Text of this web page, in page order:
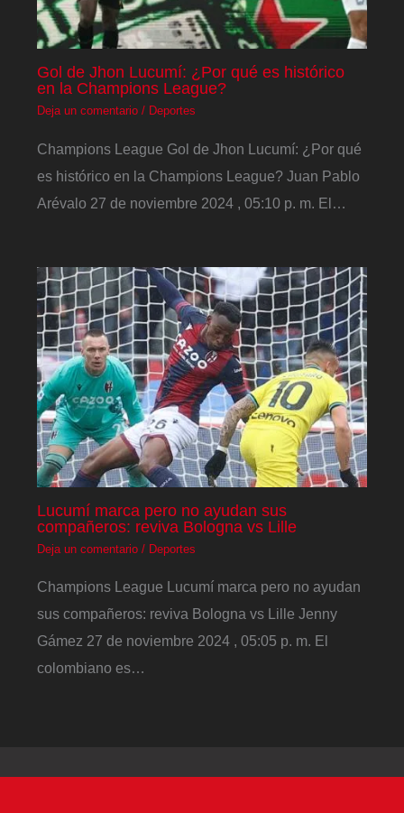
Gol de Jhon Lucumí: ¿Por qué es histórico
en la Champions League?
Deja un comentario / Deportes
Champions League Gol de Jhon Lucumí: ¿Por qué
es histórico en la Champions League? Juan Pablo
Arévalo 27 de noviembre 2024 , 05:10 p. m. El…
Lucumí marca pero no ayudan sus
compañeros: reviva Bologna vs Lille
Deja un comentario / Deportes
Champions League Lucumí marca pero no ayudan
sus compañeros: reviva Bologna vs Lille Jenny
Gámez 27 de noviembre 2024 , 05:05 p. m. El
colombiano es…